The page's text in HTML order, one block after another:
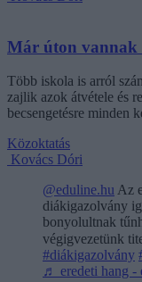
Már úton vannak
Több iskola is arról
zajlik azok átvétele és
becsengetésre minden
Közoktatás
Kovács Dóri
@eduline.hu Az
diákigazolvány
bonyolultnak
végigvezetünk
#diákigazolvány
♬ eredeti hang -